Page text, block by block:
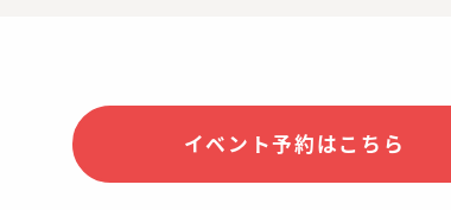
イベント予約はこちら